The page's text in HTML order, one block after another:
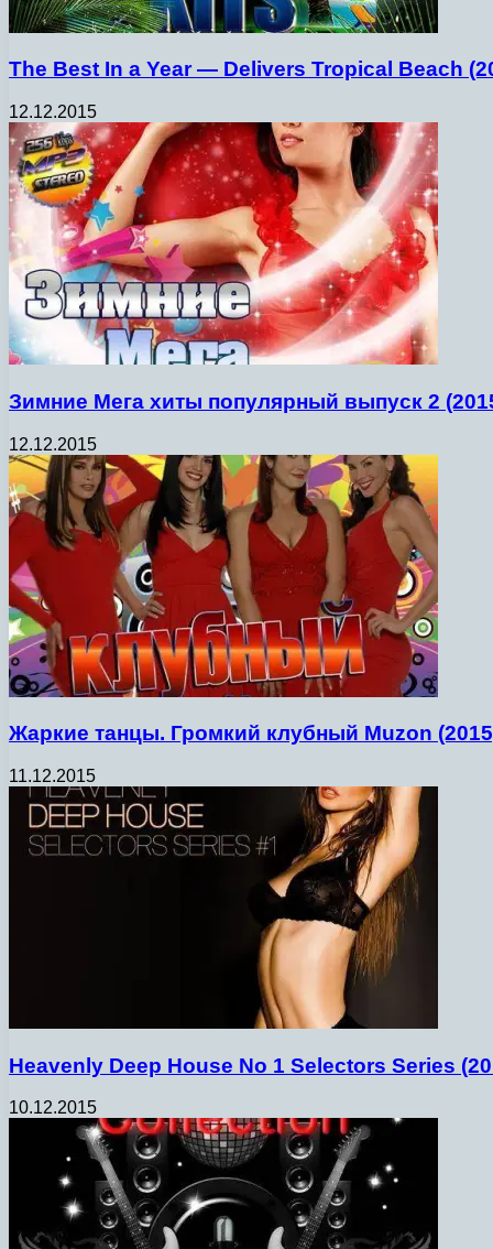
The Best In a Year — Delivers Tropical Beach
12.12.2015
Зимние Мега хиты популярный выпуск 2
12.12.2015
Жаркие танцы. Громкий клубный Muzon
11.12.2015
Heavenly Deep House No 1 Selectors Series
10.12.2015